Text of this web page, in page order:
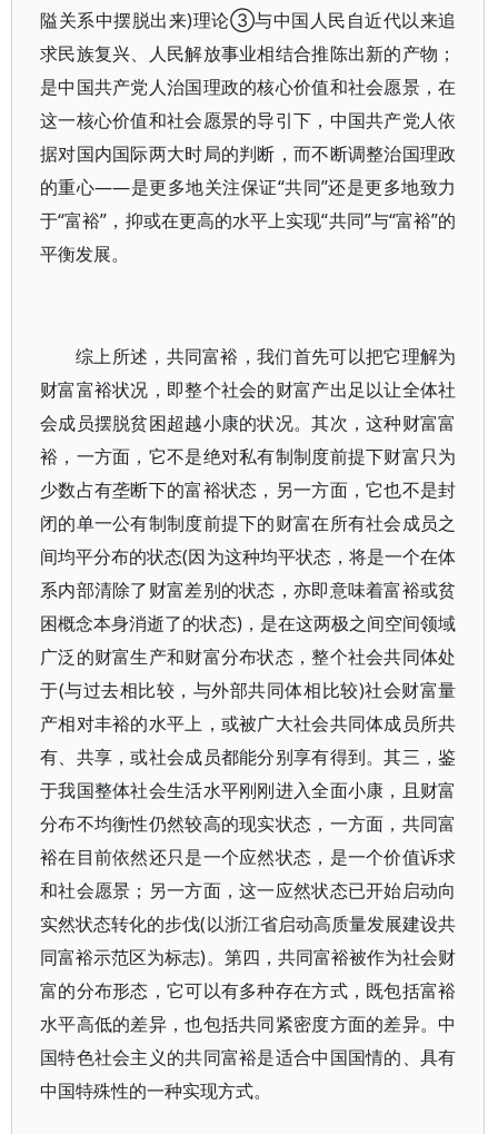
隘关系中摆脱出来)理论③与中国人民自近代以来追
求民族复兴、人民解放事业相结合推陈出新的产物；
是中国共产党人治国理政的核心价值和社会愿景，在
这一核心价值和社会愿景的导引下，中国共产党人依
据对国内国际两大时局的判断，而不断调整治国理政
的重心——是更多地关注保证“共同”还是更多地致力
于“富裕”，抑或在更高的水平上实现“共同”与“富裕”的
平衡发展。
综上所述，共同富裕，我们首先可以把它理解为
财富富裕状况，即整个社会的财富产出足以让全体社
会成员摆脱贫困超越小康的状况。其次，这种财富富
裕，一方面，它不是绝对私有制制度前提下财富只为
少数占有垄断下的富裕状态，另一方面，它也不是封
闭的单一公有制制度前提下的财富在所有社会成员之
间均平分布的状态(因为这种均平状态，将是一个在体
系内部清除了财富差别的状态，亦即意味着富裕或贫
困概念本身消逝了的状态)，是在这两极之间空间领域
广泛的财富生产和财富分布状态，整个社会共同体处
于(与过去相比较，与外部共同体相比较)社会财富量
产相对丰裕的水平上，或被广大社会共同体成员所共
有、共享，或社会成员都能分别享有得到。其三，鉴
于我国整体社会生活水平刚刚进入全面小康，且财富
分布不均衡性仍然较高的现实状态，一方面，共同富
裕在目前依然还只是一个应然状态，是一个价值诉求
和社会愿景；另一方面，这一应然状态已开始启动向
实然状态转化的步伐(以浙江省启动高质量发展建设共
同富裕示范区为标志)。第四，共同富裕被作为社会财
富的分布形态，它可以有多种存在方式，既包括富裕
水平高低的差异，也包括共同紧密度方面的差异。中
国特色社会主义的共同富裕是适合中国国情的、具有
中国特殊性的一种实现方式。